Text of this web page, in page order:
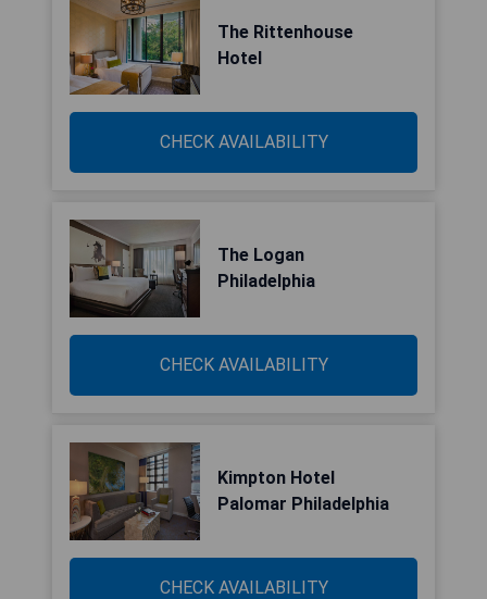
The Rittenhouse
Hotel
CHECK AVAILABILITY
The Logan
Philadelphia
CHECK AVAILABILITY
Kimpton Hotel
Palomar Philadelphia
CHECK AVAILABILITY